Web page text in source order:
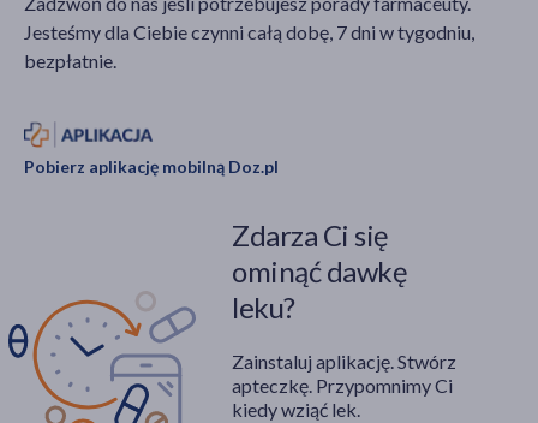
ważny jak zdrowa dieta
czy aktywność fizyczna,
Jesteśmy dla Ciebie czynni całą dobę, 7 dni w tygodniu,
bezpłatnie.
Pobierz aplikację mobilną Doz.pl
Zdarza Ci się
ominąć dawkę
leku?
Zainstaluj aplikację. Stwórz
apteczkę. Przypomnimy Ci
kiedy wziąć lek.